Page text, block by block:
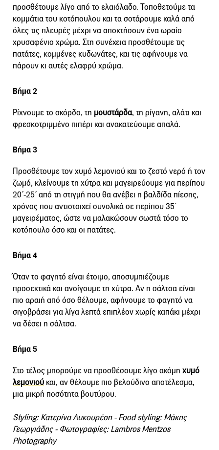
προσθέτουμε λίγο από το ελαιόλαδο. Τοποθετούμε τα
κομμάτια του κοτόπουλου και τα σοτάρουμε καλά από
όλες τις πλευρές μέχρι να αποκτήσουν ένα ωραίο
χρυσαφένιο χρώμα. Στη συνέχεια προσθέτουμε τις
πατάτες, κομμένες κυδωνάτες, και τις αφήνουμε να
πάρουν κι αυτές ελαφρύ χρώμα.
Βήμα 2
Ρίχνουμε το σκόρδο, τη μουστάρδα, τη ρίγανη, αλάτι και
φρεσκοτριμμένο πιπέρι και ανακατεύουμε απαλά.
Βήμα 3
Προσθέτουμε τον χυμό λεμονιού και το ζεστό νερό ή τον
ζωμό, κλείνουμε τη χύτρα και μαγειρεύουμε για περίπου
20΄-25΄ από τη στιγμή που θα ανέβει η βαλδίδα πίεσης,
χρόνος που αντιστοιχεί συνολικά σε περίπου 35΄
μαγειρέματος, ώστε να μαλακώσουν σωστά τόσο το
κοτόπουλο όσο και οι πατάτες.
Βήμα 4
Όταν το φαγητό είναι έτοιμο, αποσυμπιέζουμε
προσεκτικά και ανοίγουμε τη χύτρα. Αν η σάλτσα είναι
πιο αραιή από όσο θέλουμε, αφήνουμε το φαγητό να
σιγοβράσει για λίγα λεπτά επιπλέον χωρίς καπάκι μέχρι
να δέσει η σάλτσα.
Βήμα 5
Στο τέλος μπορούμε να προσθέσουμε λίγο ακόμη χυμό
λεμονιού και, αν θέλουμε πιο βελούδινο αποτέλεσμα,
μια μικρή ποσότητα βουτύρου.
Styling: Κατερίνα Λυκουρέση - Food styling: Μάκης
Γεωργιάδης - Φωτογραφίες: Lambros Mentzos
Photography